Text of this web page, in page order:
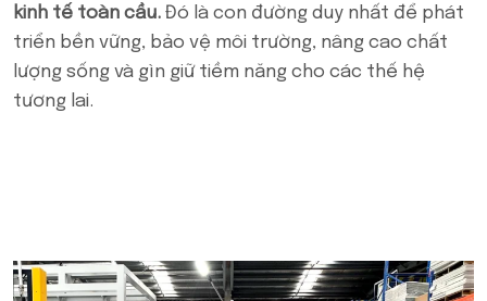
kinh tế toàn cầu. Đó là con đường duy nhất để phát
triển bền vững, bảo vệ môi trường, nâng cao chất
lượng sống và gìn giữ tiềm năng cho các thế hệ
tương lai.